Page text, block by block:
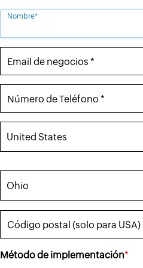
Nombre*
Email de negocios *
Número de Teléfono *
Código postal (solo para USA)
Método de implementación*